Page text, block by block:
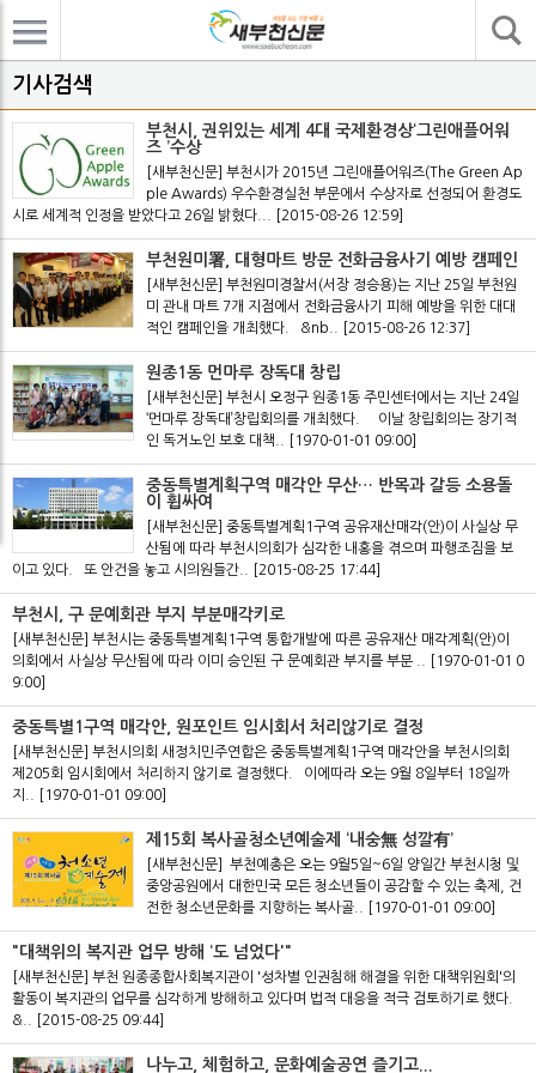
기사검색
부천시, 권위있는 세계 4대 국제환경상‘그린애플어워
즈 ’수상
[새부천신문] 부천시가 2015년 그린애플어워즈(The Green Ap
ple Awards) 우수환경실천 부문에서 수상자로 선정되어 환경도
시로 세계적 인정을 받았다고 26일 밝혔다...
[2015-08-26 12:59]
부천원미署, 대형마트 방문 전화금융사기 예방 캠페인
[새부천신문] 부천원미경찰서(서장 정승용)는 지난 25일 부천원
미 관내 마트 7개 지점에서 전화금융사기 피해 예방을 위한 대대
적인 캠페인을 개최했다. &nb..
[2015-08-26 12:37]
원종1동 먼마루 장독대 창립
[새부천신문] 부천시 오정구 원종1동 주민센터에서는 지난 24일
‘먼마루 장독대’창립회의를 개최했다. 이날 창립회의는 장기적
인 독거노인 보호 대책..
[1970-01-01 09:00]
중동특별계획구역 매각안 무산… 반목과 갈등 소용돌
이 휩싸여
[새부천신문] 중동특별계획1구역 공유재산매각(안)이 사실상 무
산됨에 따라 부천시의회가 심각한 내홍을 겪으며 파행조짐을 보
이고 있다. 또 안건을 놓고 시의원들간..
[2015-08-25 17:44]
부천시, 구 문예회관 부지 부분매각키로
[새부천신문] 부천시는 중동특별계획1구역 통합개발에 따른 공유재산 매각계획(안)이
의회에서 사실상 무산됨에 따라 이미 승인된 구 문예회관 부지를 부분 ..
[1970-01-01 0
9:00]
중동특별1구역 매각안, 원포인트 임시회서 처리않기로 결정
[새부천신문] 부천시의회 새정치민주연합은 중동특별계획1구역 매각안을 부천시의회
제205회 임시회에서 처리하지 않기로 결정했다. 이에따라 오는 9월 8일부터 18일까
지..
[1970-01-01 09:00]
제15회 복사골청소년예술제 ‘내숭無 성깔有’
[새부천신문] 부천예총은 오는 9월5일~6일 양일간 부천시청 및
중앙공원에서 대한민국 모든 청소년들이 공감할 수 있는 축제, 건
전한 청소년문화를 지향하는 복사골..
[1970-01-01 09:00]
"대책위의 복지관 업무 방해 ‘도 넘었다'"
[새부천신문] 부천 원종종합사회복지관이 '성차별 인권침해 해결을 위한 대책위원회'의
활동이 복지관의 업무를 심각하게 방해하고 있다며 법적 대응을 적극 검토하기로 했다.
&..
[2015-08-25 09:44]
나누고, 체험하고, 문화예술공연 즐기고...